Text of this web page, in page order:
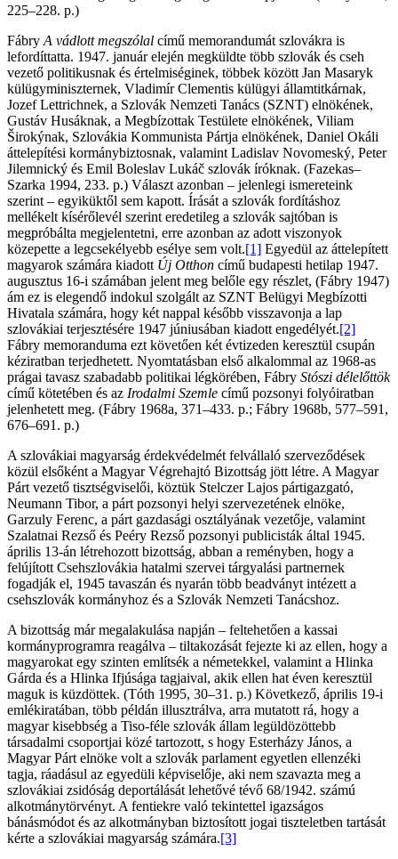
225–228. p.)
Fábry A vádlott megszólal című memorandumát szlovákra is
lefordíttatta. 1947. január elején megküldte több szlovák és cseh
vezető politikusnak és értelmiséginek, többek között Jan Masaryk
külügyminiszternek, Vladimír Clementis külügyi államtitkárnak,
Jozef Lettrichnek, a Szlovák Nemzeti Tanács (SZNT) elnökének,
Gustáv Husáknak, a Megbízottak Testülete elnökének, Viliam
Širokýnak, Szlovákia Kommunista Pártja elnökének, Daniel Okáli
áttelepítési kormánybiztosnak, valamint Ladislav Novomeský, Peter
Jilemnický és Emil Boleslav Lukáč szlovák íróknak. (Fazekas–
Szarka 1994, 233. p.) Választ azonban – jelenlegi ismereteink
szerint – egyiküktől sem kapott. Írását a szlovák fordításhoz
mellékelt kísérőlevél szerint eredetileg a szlovák sajtóban is
megpróbálta megjelentetni, erre azonban az adott viszonyok
közepette a legcsekélyebb esélye sem volt.[1] Egyedül az áttelepített
magyarok számára kiadott Új Otthon című budapesti hetilap 1947.
augusztus 16-i számában jelent meg belőle egy részlet, (Fábry 1947)
ám ez is elegendő indokul szolgált az SZNT Belügyi Megbízotti
Hivatala számára, hogy két nappal később visszavonja a lap
szlovákiai terjesztésére 1947 júniusában kiadott engedélyét.[2]
Fábry memoranduma ezt követően két évtizeden keresztül csupán
kéziratban terjedhetett. Nyomtatásban első alkalommal az 1968-as
prágai tavasz szabadabb politikai légkörében, Fábry Stószi délelőttök
című kötetében és az Irodalmi Szemle című pozsonyi folyóiratban
jelenhetett meg. (Fábry 1968a, 371–433. p.; Fábry 1968b, 577–591,
676–691. p.)
A szlovákiai magyarság érdekvédelmét felvállaló szerveződések
közül elsőként a Magyar Végrehajtó Bizottság jött létre. A Magyar
Párt vezető tisztségviselői, köztük Stelczer Lajos pártigazgató,
Neumann Tibor, a párt pozsonyi helyi szervezetének elnöke,
Garzuly Ferenc, a párt gazdasági osztályának vezetője, valamint
Szalatnai Rezső és Peéry Rezső pozsonyi publicisták által 1945.
április 13-án létrehozott bizottság, abban a reményben, hogy a
felújított Csehszlovákia hatalmi szervei tárgyalási partnernek
fogadják el, 1945 tavaszán és nyarán több beadványt intézett a
csehszlovák kormányhoz és a Szlovák Nemzeti Tanácshoz.
A bizottság már megalakulása napján – feltehetően a kassai
kormányprogramra reagálva – tiltakozását fejezte ki az ellen, hogy a
magyarokat egy szinten említsék a németekkel, valamint a Hlinka
Gárda és a Hlinka Ifjúsága tagjaival, akik ellen hat éven keresztül
maguk is küzdöttek. (Tóth 1995, 30–31. p.) Következő, április 19-i
emlékiratában, több példán illusztrálva, arra mutatott rá, hogy a
magyar kisebbség a Tiso-féle szlovák állam legüldözöttebb
társadalmi csoportjai közé tartozott, s hogy Esterházy János, a
Magyar Párt elnöke volt a szlovák parlament egyetlen ellenzéki
tagja, ráadásul az egyedüli képviselője, aki nem szavazta meg a
szlovákiai zsidóság deportálását lehetővé tévő 68/1942. számú
alkotmánytörvényt. A fentiekre való tekintettel igazságos
bánásmódot és az alkotmányban biztosított jogai tiszteletben tartását
kérte a szlovákiai magyarság számára.[3]